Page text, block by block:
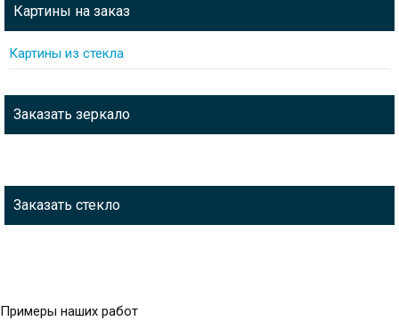
Картины на заказ
Картины из стекла
Заказать зеркало
Заказать стекло
Примеры наших работ